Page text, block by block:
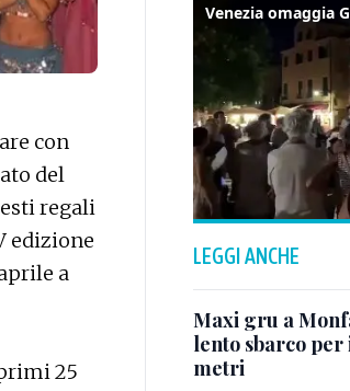
con
del
regali
edizione
a
25
LEGGI ANCHE
Maxi gru a
lento sbarco per
metri